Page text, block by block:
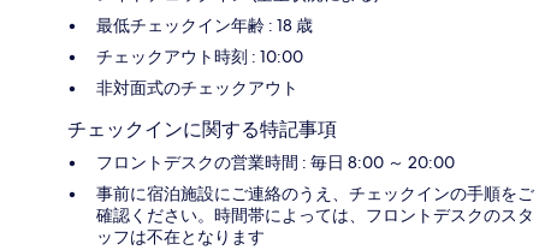
最低チェックイン年齢 : 18 歳
チェックアウト時刻 : 10:00
非対面式のチェックアウト
チェックインに関する特記事項
フロントデスクの営業時間 : 毎日 8:00 ～ 20:00
事前に宿泊施設にご連絡のうえ、チェックインの手順をご
確認ください。時間帯によっては、フロントデスクのスタ
ッフは不在となります